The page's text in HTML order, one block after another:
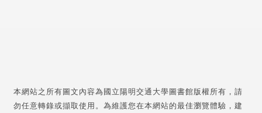
本網站之所有圖文內容為國立陽明交通大學圖書館版權所有，請
勿任意轉錄或擷取使用。為維護您在本網站的最佳瀏覽體驗，建